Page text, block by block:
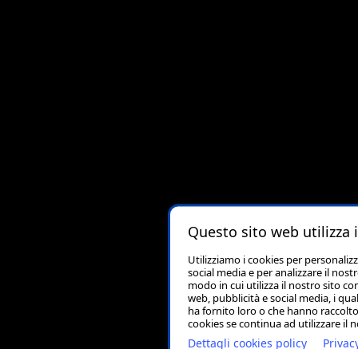
Questo sito web utilizza
Utilizziamo i cookies per
social media e per analizzare il
modo in cui utilizza il nostro sito
web, pubblicità e social media, i
ha fornito loro o che hanno
cookies se continua ad utilizzare il
Dettagli cookies policy